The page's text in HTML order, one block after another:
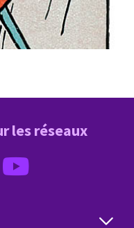
les réseaux